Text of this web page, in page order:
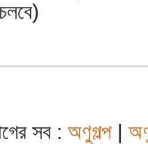
সব : অণুগল্প|